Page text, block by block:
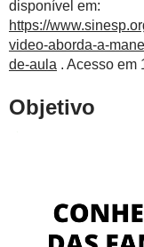
disponível em:
https://
video-aborda-a-
de-aula . Acesso em
Objetivo